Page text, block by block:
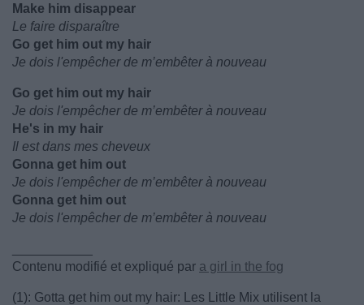
Make him disappear
Le faire disparaître
Go get him out my hair
Je dois l'empêcher de m’embêter à nouveau
Go get him out my hair
Je dois l'empêcher de m’embêter à nouveau
He's in my hair
Il est dans mes cheveux
Gonna get him out
Je dois l'empêcher de m’embêter à nouveau
Gonna get him out
Je dois l'empêcher de m’embêter à nouveau
Contenu modifié et expliqué par a girl in the fog
(1): Gotta get him out my hair: Les Little Mix utilisent la